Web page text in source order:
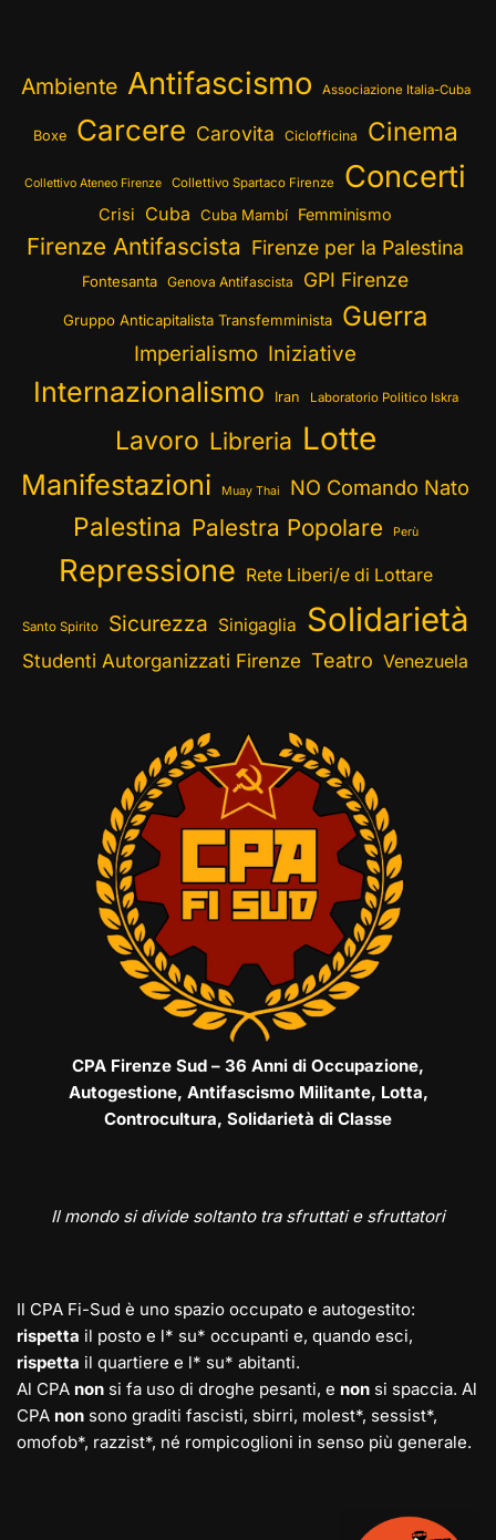
Ambiente Antifascismo Associazione Italia-Cuba
Boxe Carcere Carovita Ciclofficina Cinema
Collettivo Ateneo Firenze Collettivo Spartaco Firenze Concerti
Crisi Cuba Cuba Mambí Femminismo
Firenze Antifascista Firenze per la Palestina
Fontesanta Genova Antifascista GPI Firenze
Gruppo Anticapitalista Transfemminista Guerra
Imperialismo Iniziative
Internazionalismo Iran Laboratorio Politico Iskra
Lavoro Libreria Lotte
Manifestazioni Muay Thai NO Comando Nato
Palestina Palestra Popolare Perù
Repressione Rete Liberi/e di Lottare
Santo Spirito Sicurezza Sinigaglia Solidarietà
Studenti Autorganizzati Firenze Teatro Venezuela
CPA Firenze Sud – 36 Anni di Occupazione,
Autogestione, Antifascismo Militante, Lotta,
Controcultura, Solidarietà di Classe
Il mondo si divide soltanto tra sfruttati e sfruttatori
Il CPA Fi-Sud è uno spazio occupato e autogestito:
rispetta il posto e l* su* occupanti e, quando esci,
rispetta il quartiere e l* su* abitanti.
Al CPA non si fa uso di droghe pesanti, e non si spaccia. Al
CPA non sono graditi fascisti, sbirri, molest*, sessist*,
omofob*, razzist*, né rompicoglioni in senso più generale.